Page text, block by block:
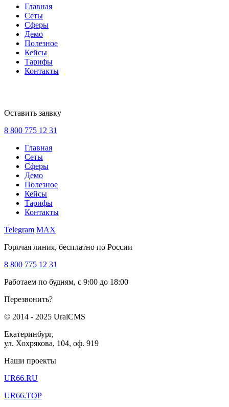
Главная
Сеты
Сферы
Демо
Полезное
Кейсы
Тарифы
Контакты
Оставить заявку
8 800 775 12 31
Главная
Сеты
Сферы
Демо
Полезное
Кейсы
Тарифы
Контакты
Telegram MAX
Горячая линия, бесплатно по России
8 800 775 12 31
Работаем по будням, с 9:00 до 18:00
Перезвонить?
© 2014 - 2025 UralCMS
Екатеринбург,
ул. Хохрякова, 104, оф. 919
Наши проекты
UR66.RU
UR66.TOP